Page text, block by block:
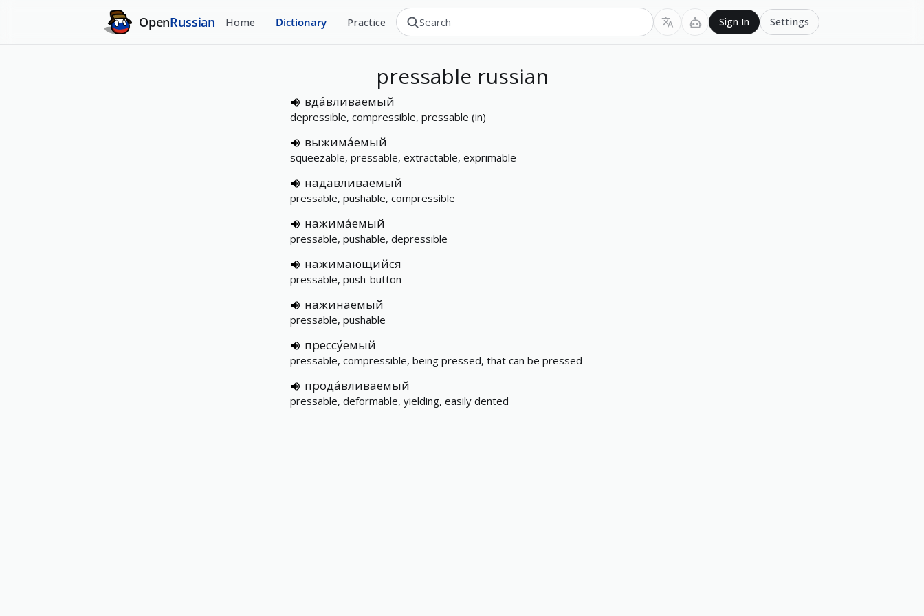
OpenRussian Home Dictionary Practice Sign In Settings
pressable russian
вда́вливаемый
depressible, compressible, pressable (in)
выжима́емый
squeezable, pressable, extractable, exprimable
надавливаемый
pressable, pushable, compressible
нажима́емый
pressable, pushable, depressible
нажимающийся
pressable, push-button
нажинаемый
pressable, pushable
прессу́емый
pressable, compressible, being pressed, that can be pressed
прода́вливаемый
pressable, deformable, yielding, easily dented